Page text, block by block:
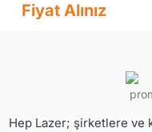
Fiyat Alınız
Hep Lazer; şirketlere ve